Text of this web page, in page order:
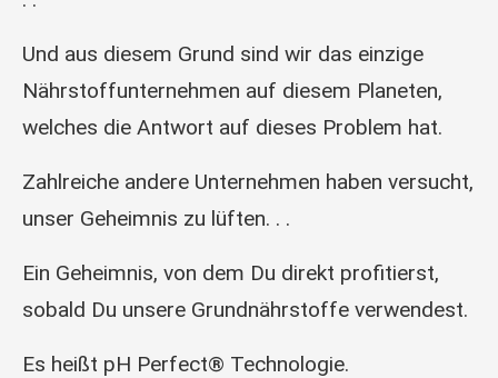
Und aus diesem Grund sind wir das einzige
Nährstoffunternehmen auf diesem Planeten,
welches die Antwort auf dieses Problem hat.
Zahlreiche andere Unternehmen haben versucht,
unser Geheimnis zu lüften. . .
Ein Geheimnis, von dem Du direkt profitierst,
sobald Du unsere Grundnährstoffe verwendest.
Es heißt pH Perfect® Technologie.